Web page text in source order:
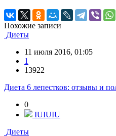
Похожие записи
Диеты
11 июля 2016, 01:05
1
13922
Диета 6 лепестков: отзывы и
0
IUIUIU
Диеты